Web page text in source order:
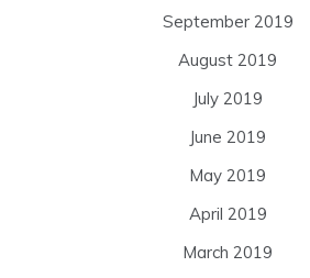
September 2019
August 2019
July 2019
June 2019
May 2019
April 2019
March 2019